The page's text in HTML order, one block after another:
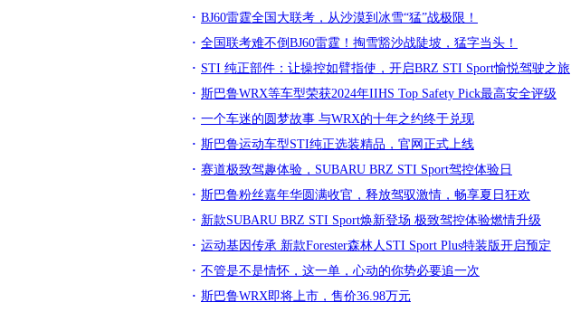
BJ60雷霆全国大联考，从沙漠到冰雪“猛”战极限！
全国联考难不倒BJ60雷霆！掏雪豁沙战陡坡，猛字当头！
STI 纯正部件：让操控如臂指使，开启BRZ STI Sport愉悦驾驶之旅
斯巴鲁WRX等车型荣获2024年IIHS Top Safety Pick最高安全评级
一个车迷的圆梦故事 与WRX的十年之约终于兑现
斯巴鲁运动车型STI纯正选装精品，官网正式上线
赛道极致驾趣体验，SUBARU BRZ STI Sport驾控体验日
斯巴鲁粉丝嘉年华圆满收官，释放驾驭激情，畅享夏日狂欢
新款SUBARU BRZ STI Sport焕新登场 极致驾控体验燃情升级
运动基因传承 新款Forester森林人STI Sport Plus特装版开启预定
不管是不是情怀，这一单，心动的你势必要追一次
斯巴鲁WRX即将上市，售价36.98万元